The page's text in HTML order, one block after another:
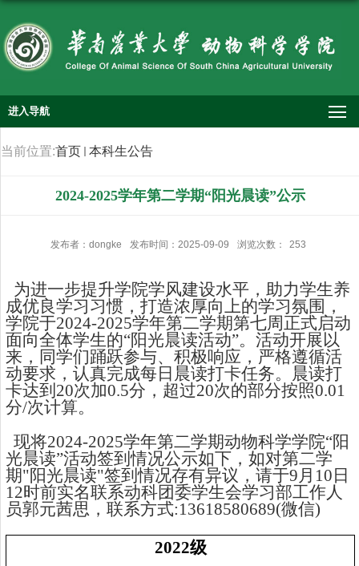
进入导航
当前位置:首页 本科生公告
2024-2025学年第二学期“阳光晨读”公示
发布者：dongke 发布时间：2025-09-09 浏览次数： 253
为进一步提升学院学风建设水平，助力学生养
成优良学习习惯，打造浓厚向上的学习氛围，
学院于2024-2025学年第二学期第七周正式启动
面向全体学生的“阳光晨读活动”。活动开展以
来，同学们踊跃参与、积极响应，严格遵循活
动要求，认真完成每日晨读打卡任务。晨读打
卡达到20次加0.5分，超过20次的部分按照0.01
分/次计算。
现将2024-2025学年第二学期动物科学学院“阳
光晨读”活动签到情况公示如下，如对第二学
期"阳光晨读"签到情况存有异议，请于9月10日
12时前实名联系动科团委学生会学习部工作人
员郭元茜思，联系方式:13618580689(微信)
2022级